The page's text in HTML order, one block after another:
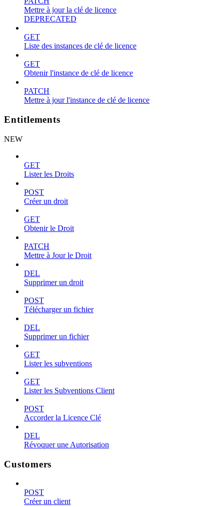
Mettre à jour la clé de licence
DEPRECATED
GET
Liste des instances de clé de licence
GET
Obtenir l'instance de clé de licence
PATCH
Mettre à jour l'instance de clé de licence
Entitlements
NEW
GET
Lister les Droits
POST
Créer un droit
GET
Obtenir le Droit
PATCH
Mettre à Jour le Droit
DEL
Supprimer un droit
POST
Télécharger un fichier
DEL
Supprimer un fichier
GET
Lister les subventions
GET
Lister les Subventions Client
POST
Accorder la Licence Clé
DEL
Révoquer une Autorisation
Customers
POST
Créer un client